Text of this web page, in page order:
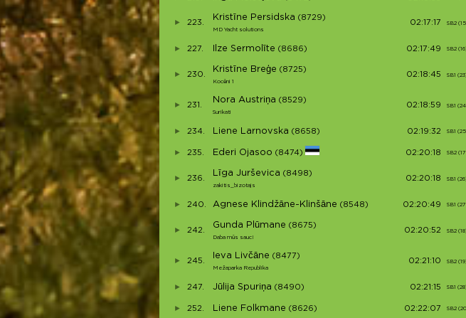
223.
Kristīne Persidska (8729)
MD Yacht solutions
02:17:17 SB2
227. Ilze Sermolīte (8686) 02:17:49 SB2
230.
Kristīne Breģe (8725)
Kocēni 1
02:18:45 SB1
231.
Nora Austriņa (8529)
Surikati
02:18:59 SB1
234. Liene Larnovska (8658) 02:19:32 SB1
235. Ederi Ojasoo (8474) 02:20:18 SB2
236.
Līga Jurševica (8498)
zakitis_bizotajs
02:20:18 SB1
240. Agnese Klindžāne-Klinšāne (8548) 02:20:49 SB1
242.
Gunda Plūmane (8675)
Daba mūs sauc!
02:20:52 SB2
245.
Ieva Livčāne (8477)
Mežaparka Republika
02:21:10 SB2
247. Jūlija Spuriņa (8490) 02:21:15 SB1
252. Liene Folkmane (8626) 02:22:07 SB2